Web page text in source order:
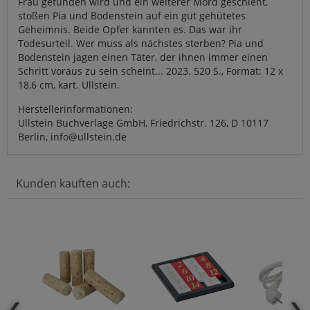
stoßen Pia und Bodenstein auf ein gut gehütetes
Geheimnis. Beide Opfer kannten es. Das war ihr
Todesurteil. Wer muss als nächstes sterben? Pia und
Bodenstein jagen einen Täter, der ihnen immer einen
Schritt voraus zu sein scheint... 2023. 520 S., Format: 12 x
18,6 cm, kart. Ullstein.
Herstellerinformationen:
Ullstein Buchverlage GmbH, Friedrichstr. 126, D 10117
Berlin, info@ullstein.de
Kunden kauften auch: